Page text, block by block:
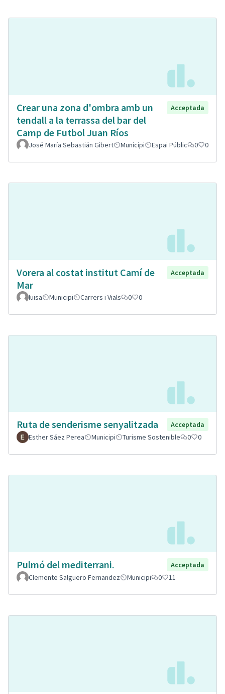
Crear una zona d'ombra amb un
tendall a la terrassa del bar del
Camp de Futbol Juan Ríos
Acceptada
José María Sebastián Gibert Municipi Espai Públic 0 0
Vorera al costat institut Camí de
Mar
Acceptada
luisa Municipi Carrers i Vials 0 0
Ruta de senderisme senyalitzada
Acceptada
Esther Sáez Perea
Municipi Turisme Sostenible 0 0
Pulmó del mediterrani.
Acceptada
Clemente Salguero Fernandez
Municipi 0 11